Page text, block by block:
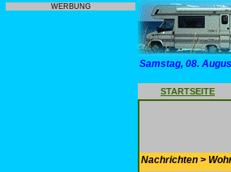
WERBUNG
Samstag, 08.
STARTSEITE
Nachrichten >